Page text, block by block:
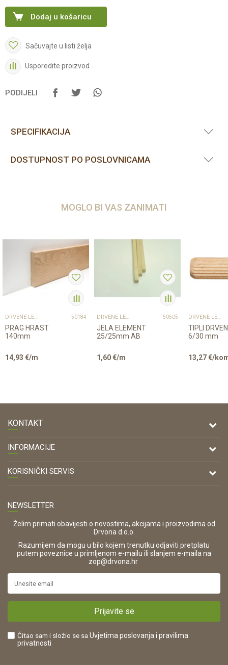
Dodaj u košaricu
Sačuvajte u listi želja
Usporedite proizvod
PODIJELI
SPECIFIKACIJA
DOSTUPNOST PO POSLOVNICAMA
MOGLO BI VAS ZANIMATI
DRVENE LETVICE I PROFILI 50184
PRAG HRAST
140mm
14,93 €/m
DRVENE LETVICE I PROFILI 50505
JELA ELEMENT
25/25mm AB
1,60€/m
DRVENE LETVICE I PROFILI
TIPLI
6/30 mm
13,27€/
KONTAKT
DRVONA D.O.O.
Antuna Mihanovića 7,
47000 Karlovac
OIB:
42821181683
16280
https://www.drvona.hr/
POREZNI BROJ:
INFORMACIJE
O nama
KORISNIČKI SERVIS
Zaštita privatnosti i osobnih podataka
Korištenje kolačića
Pravo na odustajanje i jednostrani raskid ugovora
Reklamacije
Plaćanje karticama
Što dobivam registracijom?
NEWSLETTER
Želim primati obavijesti o novostima, akcijama i proizvodima od
Drvona d.o.o.
Razumijem da mogu u bilo kojem trenutku odjaviti pretplatu
putem poveznice u primljenom e-mailu ili slanjem e-maila na
zop@drvona.hr
Prijavite se
Čitao sam i složio se sa Uvjetima poslovanja i pravilima
privatnosti